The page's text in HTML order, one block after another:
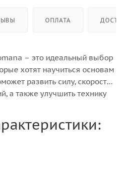
ОПЛАТА
– это идеальный выбор
хотят научиться основам
развить силу, скорость
а также улучшить технику